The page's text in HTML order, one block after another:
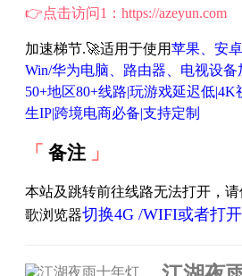
👉点击访问1：https://azeyun.com
加速梯节.🚀适用于使用苹果、安
Win/华为电脑、路由器、电视设备
50+地区80+线路|玩游戏延迟低
生IP|跨境电商必备|支持定制
备注
本站及跳转前往线路无法打开，
歌浏览器切换4G /WIFI或者打